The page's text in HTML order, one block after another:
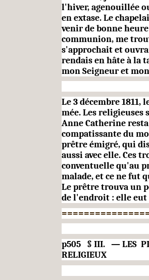
l'hiver, agenouillée
en extase. Le
venir de bonne
communion, me
s'approchait et
rendais en hâte à la
mon Seigneur et
Le 3 décembre
mée. Les religieuses
Anne Catherine
compatissante du
prêtre émigré, qui
aussi avec elle. Ces
conventuelle qu'au
malade, et ce ne fut
Le prêtre trouva un
de l'endroit : elle eut
p505 § III. — LES
RELIGIEUX